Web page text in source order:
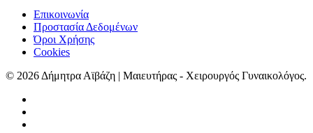
Επικοινωνία
Προστασία Δεδομένων
Όροι Χρήσης
Cookies
© 2026 Δήμητρα Αϊβάζη | Μαιευτήρας - Χειρουργός Γυναικολόγος.